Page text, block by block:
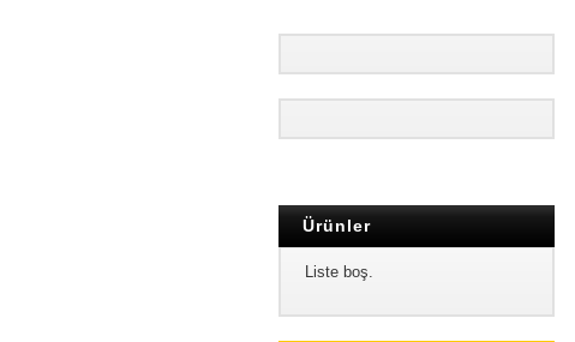
Ürünler
Liste boş.